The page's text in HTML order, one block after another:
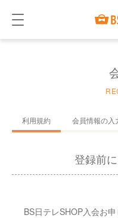
利用規約 会員情報の入
登録前
BS日テレSHOP入会お